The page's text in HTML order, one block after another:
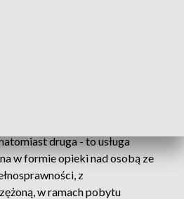
druga - to usługa
w formie opieki nad osobą ze
z
w ramach pobytu